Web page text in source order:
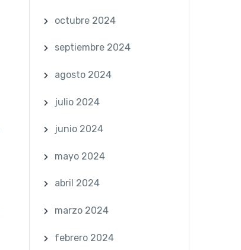
octubre 2024
septiembre 2024
agosto 2024
julio 2024
junio 2024
mayo 2024
abril 2024
marzo 2024
febrero 2024